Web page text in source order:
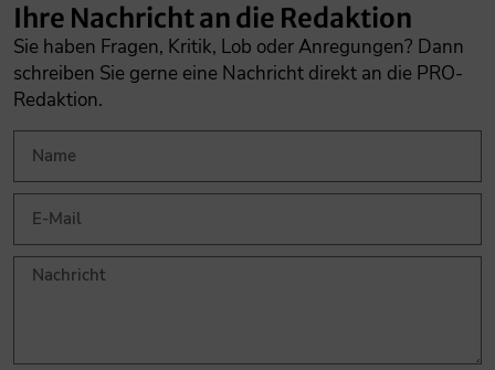
Ihre Nachricht an die Redaktion
Sie haben Fragen, Kritik, Lob oder Anregungen? Dann
schreiben Sie gerne eine Nachricht direkt an die PRO-
Redaktion.